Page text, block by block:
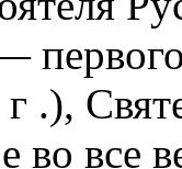
.),
во все